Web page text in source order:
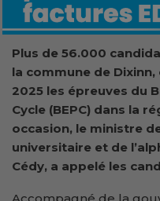
Plus de 56.000
la commune de
2025 les épreuves du
Cycle (BEPC) dans la
occasion, le ministre de
universitaire et de
Cédy, a appelé les